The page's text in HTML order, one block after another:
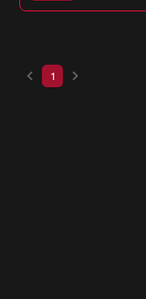
keyboard_arrow_left 1 keyboard_arrow_right